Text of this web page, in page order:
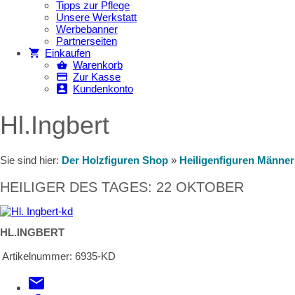
Tipps zur Pflege
Unsere Werkstatt
Werbebanner
Partnerseiten
Einkaufen
Warenkorb
Zur Kasse
Kundenkonto
Hl.Ingbert
Sie sind hier: Der Holzfiguren Shop » Heiligenfiguren Männer
HEILIGER DES TAGES: 22 OKTOBER
HL.INGBERT
Artikelnummer: 6935-KD